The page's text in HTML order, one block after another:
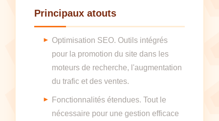
Principaux atouts
Optimisation SEO. Outils intégrés
pour la promotion du site dans les
moteurs de recherche, l'augmentation
du trafic et des ventes.
Fonctionnalités étendues. Tout le
nécessaire pour une gestion efficace